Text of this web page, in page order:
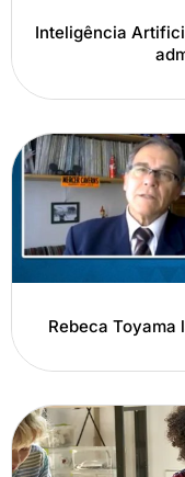
Inteligência
Rebeca Toyama